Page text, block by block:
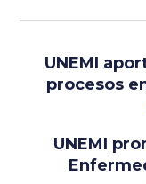
UNEMI
procesos
UNEMI